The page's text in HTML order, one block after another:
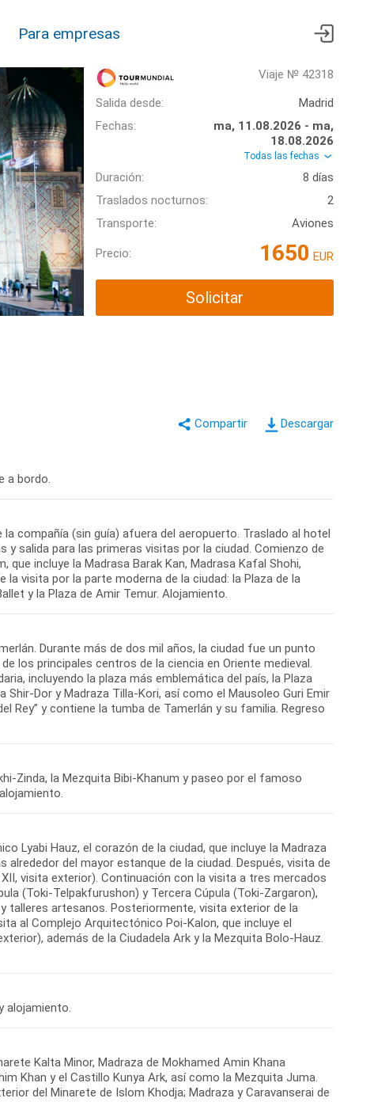
Para empresas
Viaje № 42318
Salida desde:
Madrid
Fechas:
ma, 11.08.2026 - ma,
18.08.2026
Todas las fechas
Duración:
8 días
Traslados nocturnos:
2
Transporte:
Aviones
Precio: 1650 EUR
Solicitar
Descargar
compañía (sin guía) afuera del aeropuerto. Traslado al hotel
y salida para las primeras visitas por la ciudad. Comienzo de
incluye la Madrasa Barak Kan, Madrasa Kafal Shohi,
la visita por la parte moderna de la ciudad: la Plaza de la
Durante más de dos mil años, la ciudad fue un punto
los principales centros de la ciencia en Oriente medieval.
incluyendo la plaza más emblemática del país, la Plaza
Shir-Dor y Madraza Tilla-Kori, así como el Mausoleo Guri Emir
Rey” y contiene la tumba de Tamerlán y su familia. Regreso
Zinda, la Mezquita Bibi-Khanum y paseo por el famoso
Lyabi Hauz, el corazón de la ciudad, que incluye la Madraza
del mayor estanque de la ciudad. Después, visita de
visita exterior). Continuación con la visita a tres mercados
(Toki-Telpakfurushon) y Tercera Cúpula (Toki-Zargaron),
talleres artesanos. Posteriormente, visita exterior de la
al Complejo Arquitectónico Poi-Kalon, que incluye el
además de la Ciudadela Ark y la Mezquita Bolo-Hauz.
Kalta Minor, Madraza de Mokhamed Amin Khana
Khan y el Castillo Kunya Ark, así como la Mezquita Juma.
del Minarete de Islom Khodja; Madraza y Caravanserai de